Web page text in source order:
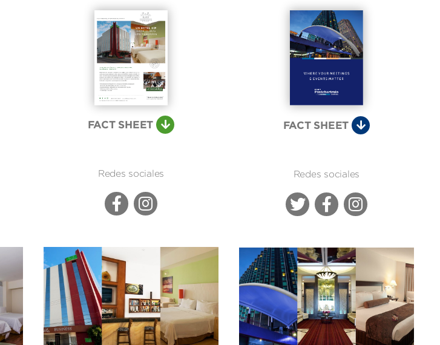
FACT SHEET
Redes sociales
FACT SHEET
Redes sociales